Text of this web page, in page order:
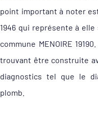
point important à noter
1946 qui représente à
commune MENOIRE
trouvant être construite
diagnostics tel que le
plomb.